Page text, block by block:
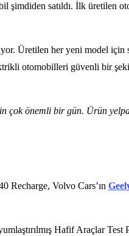
şimdiden satıldı. İlk üretilen
Üretilen her yeni model
otomobilleri güvenli bir
çok önemli bir gün. Ürün
Recharge, Volvo Cars’ın
Hafif Araçlar Test